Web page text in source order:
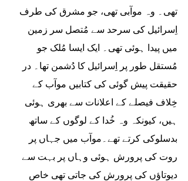
تھی۔ وہ موآبی تھی، جو مشرق کی طرف
اِسرائیل کی سرحد سے مُتصل سر زمین
میں پیدا ہوئی تھی۔ ایک ایسا مُلک جو
مُستقل طور پر اِسرائیل کا دُشمن تھا۔ در
حقیقت پیش گوئی کی کتابیں موآب کے
خِلاف فیصلے کے اعلانات سے بھری ہوئی
ہیں، کیونکہ وہ خُدا کے لوگوں کے ساتھ
بدسلوکی کرتے تھے۔موآب میں جہاں پر
روت کی پرورش ہوئی وہاں پر بہت سے
دیوتاؤں کی پرورش کی جاتی تھی خاص